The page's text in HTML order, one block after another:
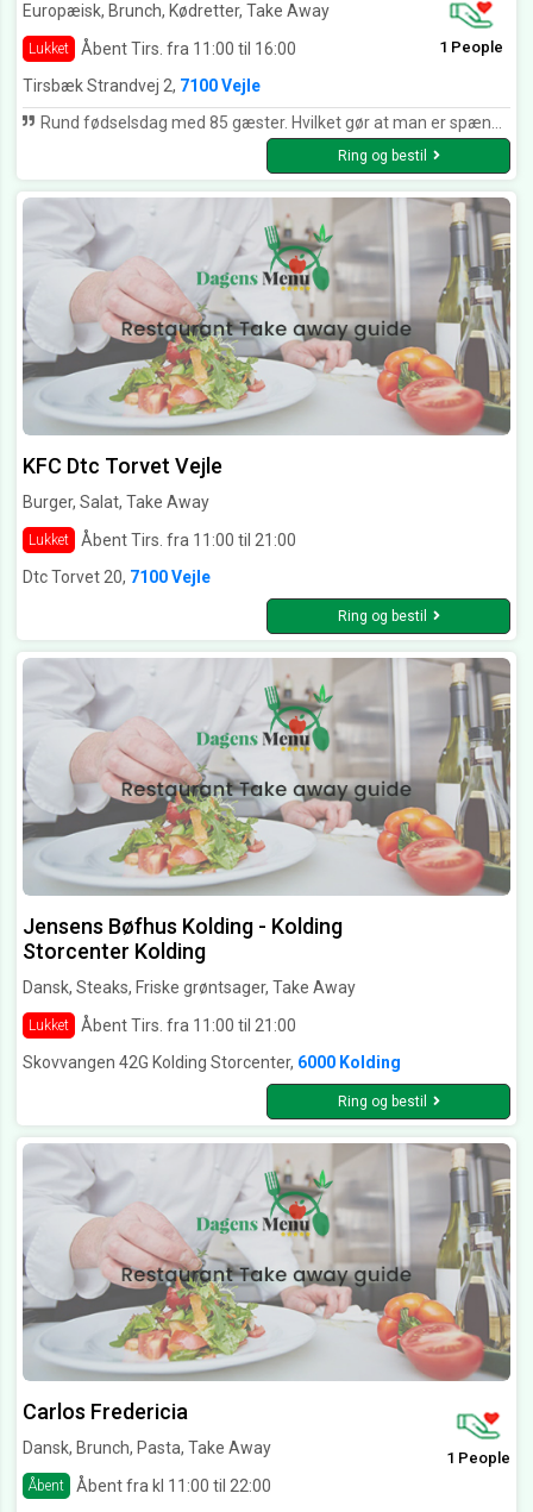
Europæisk, Brunch, Kødretter, Take Away
Lukket Åbent Tirs. fra 11:00 til 16:00 1 People
Tirsbæk Strandvej 2, 7100 Vejle
Rund fødselsdag med 85 gæster. Hvilket gør at man er spændt på om alt klapper. Det gjorde det over forventning. Alt klappede til 10 stjerne og lidt mere. Tak for en god dag
Ring og bestil
KFC Dtc Torvet Vejle
Burger, Salat, Take Away
Lukket
Åbent Tirs. fra 11:00 til 21:00
Dtc Torvet 20, 7100 Vejle
Ring og bestil
Jensens Bøfhus Kolding - Kolding
Storcenter Kolding
Dansk, Steaks, Friske grøntsager, Take Away
Lukket
Åbent Tirs. fra 11:00 til 21:00
Skovvangen 42G Kolding Storcenter, 6000 Kolding
Ring og bestil
Carlos Fredericia
Dansk, Brunch, Pasta, Take Away
Åbent Åbent fra kl 11:00 til 22:00
1 People